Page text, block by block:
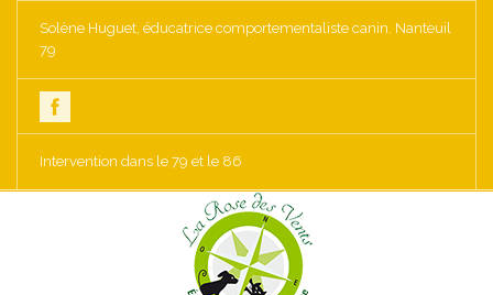
Solène Huguet, éducatrice comportementaliste canin. Nanteuil
79
Intervention dans le 79 et le 86